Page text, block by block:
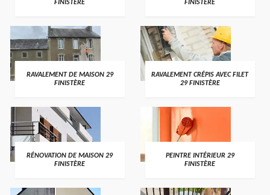
FINISTÈRE
FINISTÈRE
RAVALEMENT DE MAISON 29
FINISTÈRE
RAVALEMENT CRÉPIS AVEC FILET
29 FINISTÈRE
RÉNOVATION DE MAISON 29
FINISTÈRE
PEINTRE INTÉRIEUR 29
FINISTÈRE